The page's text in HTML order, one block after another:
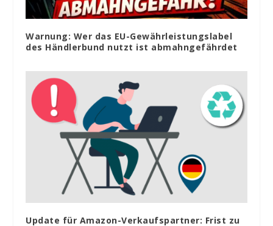
Warnung: Wer das EU-Gewährleistungslabel
des Händlerbund nutzt ist abmahngefährdet
Update für Amazon-Verkaufspartner: Frist zu